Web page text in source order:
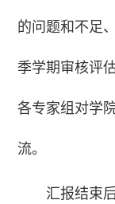
的问题和不足
季学期审核评
各专家组对学
流。
汇报结束